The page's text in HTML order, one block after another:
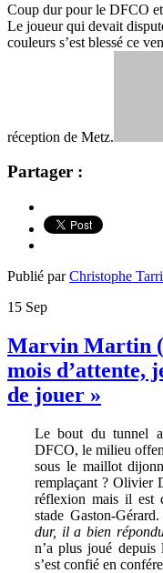
Coup dur pour le DFCO
Le joueur qui devait
couleurs s’est blessé ce
réception de Metz.
Partager :
Publié parChristophe
15 Sep
Marvin Martin
mois d’attente,
de jouer »
Le bout du tunnel
DFCO, le milieu
sous le maillot
remplaçant ? Olivier
réflexion mais il est
stade Gaston-Gérard.
dur, il a bien
n’a plus joué
s’est confié en